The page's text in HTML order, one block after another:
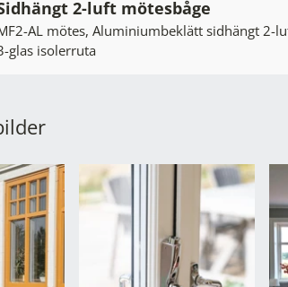
2-luft mötesbåge
AL mötes, Aluminiumbeklätt sidhängt 2-
glas isolerruta